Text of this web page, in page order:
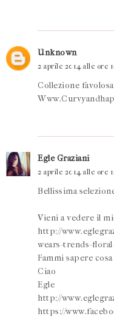
Unknown
2 aprile 2014 alle ore
Collezione
Egle Graziani
2 aprile 2014 alle ore
Bellissima
Vieni a vedere il
http://
wears-trends-
Fammi sapere
Ciao
Egle
http://
https://